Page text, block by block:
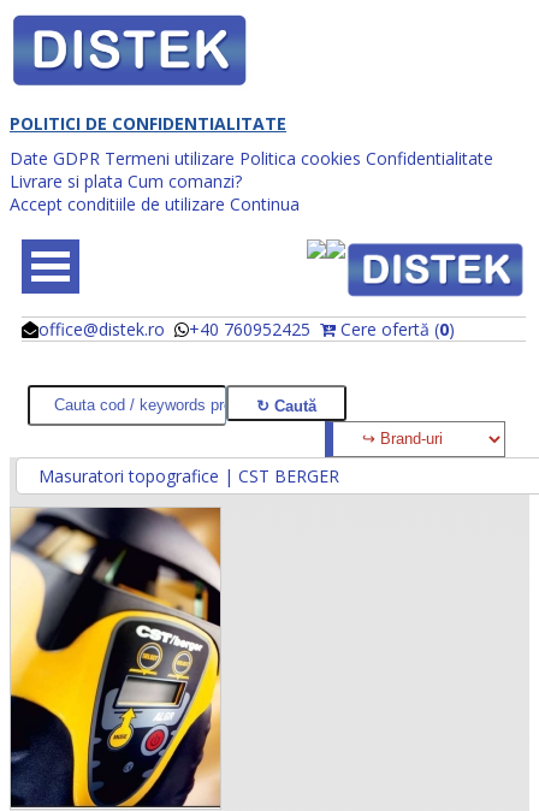
POLITICI DE CONFIDENTIALITATE
Date GDPR Termeni utilizare Politica cookies Confidentialitate
Livrare si plata Cum comanzi?
Accept conditiile de utilizare Continua
office@distek.ro +40 760952425 Cere ofertă (0)
@
@
Masuratori topografice | CST BERGER